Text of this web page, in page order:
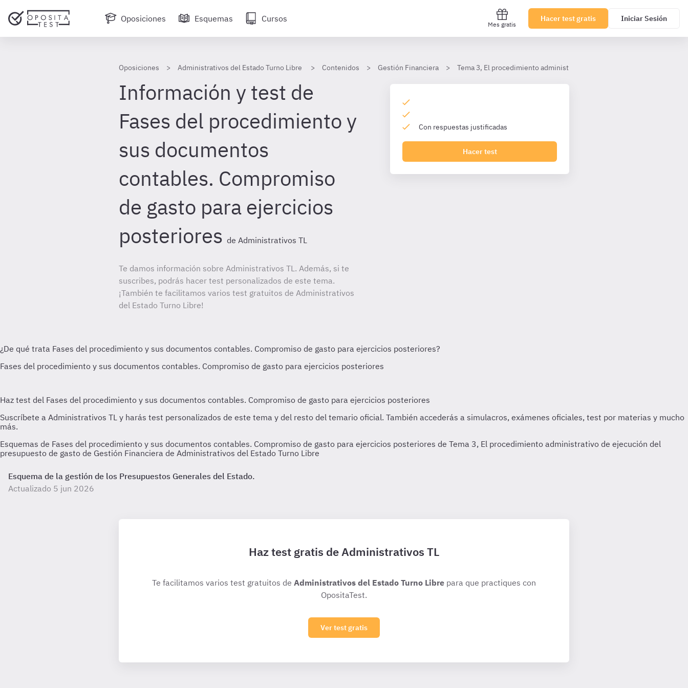
Oposiciones Esquemas Cursos
Mes gratis
Hacer test gratis Iniciar Sesión
Oposiciones Administrativos del Estado Turno Libre Contenidos Gestión Financiera Tema 3, El procedimiento administrativo de ejecución del presupuesto
Información y test de
Fases del procedimiento y
sus documentos
contables. Compromiso
de gasto para ejercicios
posteriores de Administrativos TL
Te damos información sobre Administrativos TL. Además, si te
suscribes, podrás hacer test personalizados de este tema.
¡También te facilitamos varios test gratuitos de Administrativos
del Estado Turno Libre!
Con respuestas justificadas
Hacer test
Esquemas de Fases del procedimiento y sus documentos contables. Compromiso de gasto para ejercicios posteriores de Tema 3, El procedimiento administrativo de ejecución del
presupuesto de gasto de Gestión Financiera de Administrativos del Estado Turno Libre
Esquema de la gestión de los Presupuestos Generales del Estado.
Actualizado 5 jun 2026
Haz test gratis de Administrativos TL
Te facilitamos varios test gratuitos de Administrativos del Estado Turno Libre para que practiques con
OpositaTest.
Ver test gratis